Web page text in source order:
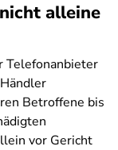
alleine
Telefonanbieter
Betroffene bis
vor Gericht